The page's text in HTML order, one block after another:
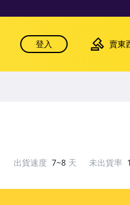
登入 賣東
出貨速度 7~8 天 未出貨率